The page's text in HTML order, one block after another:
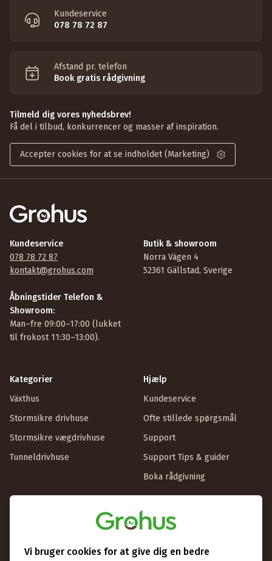
Kundeservice
078 78 72 87
Afstand pr. telefon
Book gratis rådgivning
Tilmeld dig vores nyhedsbrev!
Få del i tilbud, konkurrencer og masser af inspiration.
Accepter cookies for at se indholdet (Marketing)
Kundeservice
078 78 72 87
kontakt@grohus.com
Åbningstider Telefon &
Showroom:
Man–fre 09:00–17:00 (lukket
til frokost 11:30–13:00).
Butik & showroom
Norra Vägen 4
52361 Gällstad, Sverige
Kategorier
Växthus
Stormsikre drivhuse
Stormsikre vægdrivhuse
Tunneldrivhuse
Hjælp
Kundeservice
Ofte stillede spørgsmål
Support
Support Tips & guider
Boka rådgivning
Vi bruger cookies for at give dig en bedre